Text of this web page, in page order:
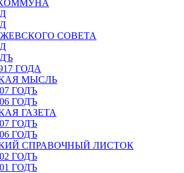
СОВЕТА
ГОДА
МЫСЛЬ
ГОДЪ
ГОДЪ
ГАЗЕТА
ГОДЪ
ГОДЪ
СПРАВОЧНЫЙ ЛИСТОК
ГОДЪ
ГОДЪ